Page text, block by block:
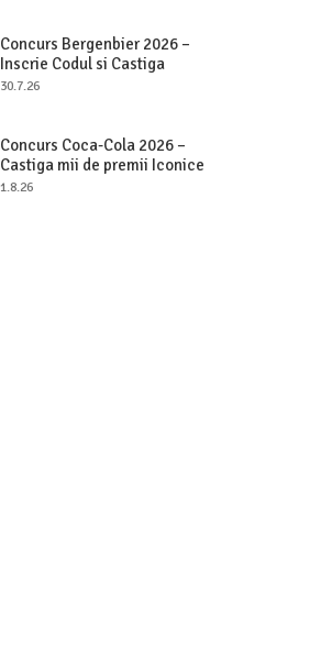
Concurs Bergenbier 2026 –
Inscrie Codul si Castiga
Premii Originale
30.7.26
Concurs Coca-Cola 2026 –
Castiga mii de premii Iconice
1.8.26